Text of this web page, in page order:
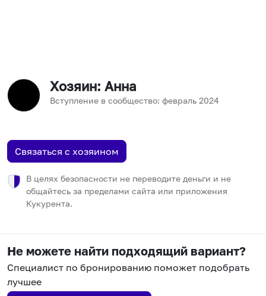
Хозяин: Анна
Вступление в сообщество: февраль 2024
Связаться с хозяином
В целях безопасности не переводите деньги и не
общайтесь за пределами сайта или приложения
Кукурента.
Не можете найти подходящий вариант?
Специалист по бронированию поможет подобрать
лучшее